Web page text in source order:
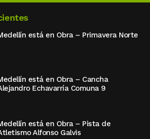
está en Obra – Primavera Norte
está en Obra – Cancha
Echavarría Comuna 9
está en Obra – Pista de
Alfonso Galvis